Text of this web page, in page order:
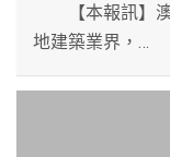
【本報訊】澳
地建築業界，…